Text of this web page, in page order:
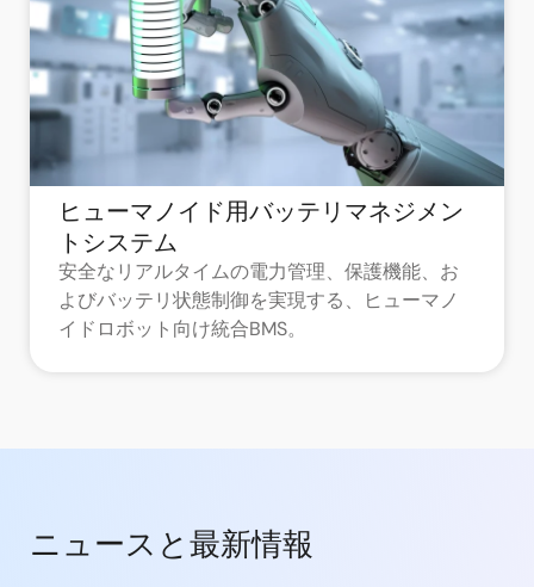
ヒューマノイド用バッテリマネジメン
トシステム
安全なリアルタイムの電力管理、保護機能、お
よびバッテリ状態制御を実現する、ヒューマノ
イドロボット向け統合BMS。
ニュースと最新情報